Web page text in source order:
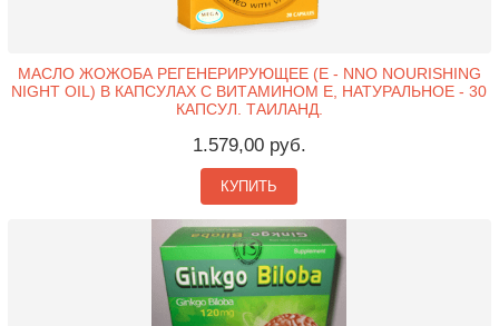
МАСЛО ЖОЖОБА РЕГЕНЕРИРУЮЩЕЕ (Е - NNO NOURISHING
NIGHT OIL) В КАПСУЛАХ С ВИТАМИНОМ Е, НАТУРАЛЬНОЕ - 30
КАПСУЛ. ТАИЛАНД.
1.579,00 руб.
КУПИТЬ